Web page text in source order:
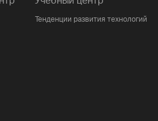
Тенденции развития технологий